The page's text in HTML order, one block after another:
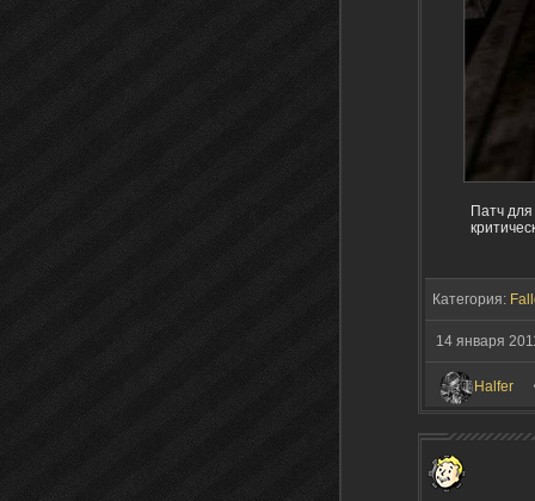
Патч
Категория:
14 января
Halfer